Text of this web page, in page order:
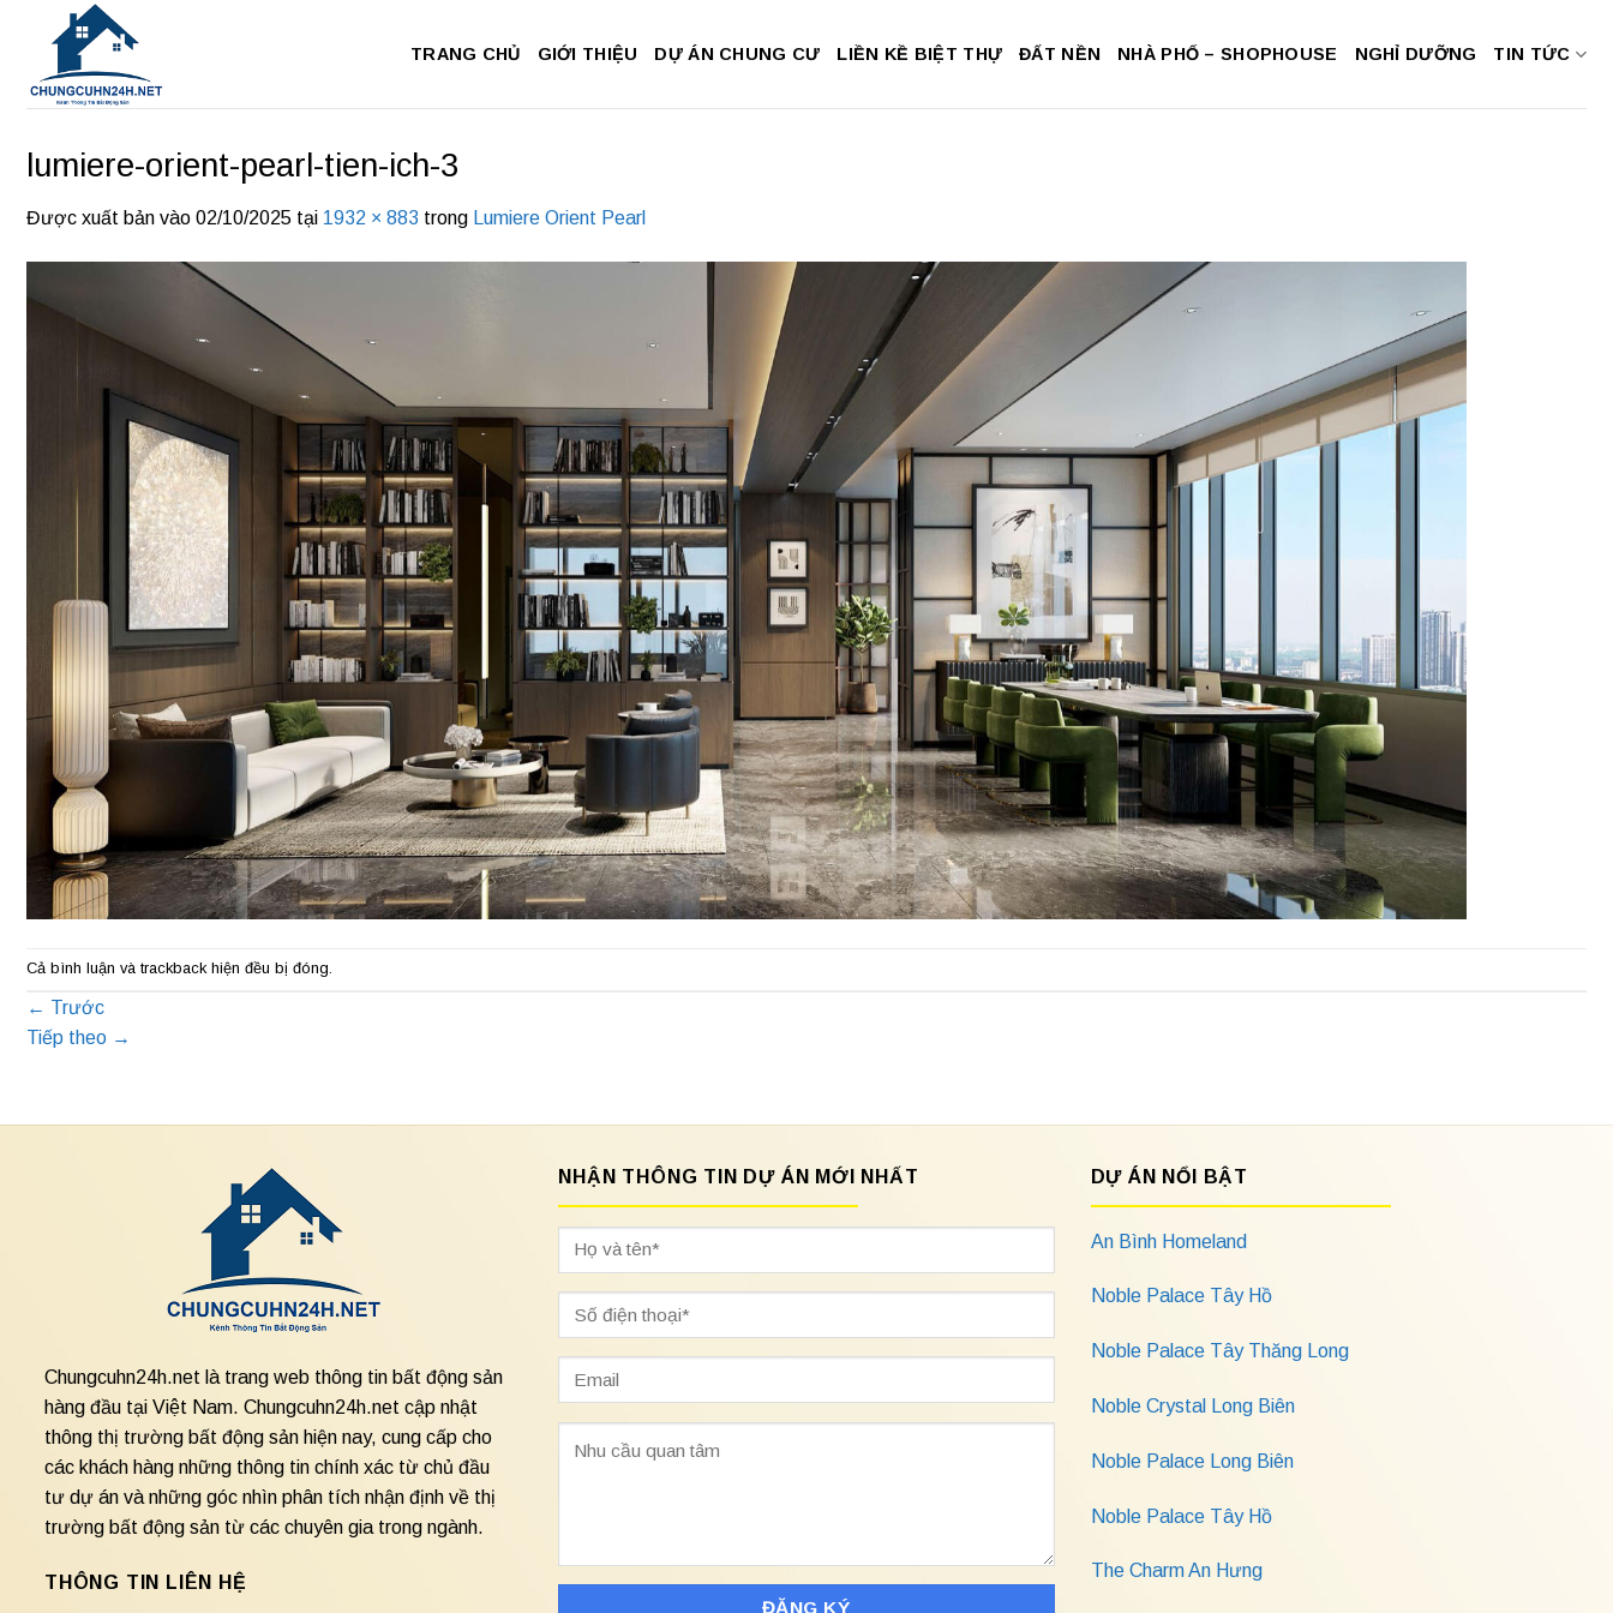
dung
TRANG CHỦ GIỚI THIỆU DỰ ÁN CHUNG CƯ LIỀN KỀ BIỆT THỰ ĐẤT NỀN NHÀ PHỐ – SHOPHOUSE NGHỈ DƯỠNG TIN TỨC
lumiere-orient-pearl-tien-ich-3
Được xuất bản vào 02/10/2025 tại 1932 × 883 trong Lumiere Orient Pearl
Cả bình luận và trackback hiện đều bị đóng.
← Trước
Tiếp theo →
Chungcuhn24h.net là trang web thông tin bất động sản
hàng đầu tại Việt Nam. Chungcuhn24h.net cập nhật
thông thị trường bất động sản hiện nay, cung cấp cho
các khách hàng những thông tin chính xác từ chủ đầu
tư dự án và những góc nhìn phân tích nhận định về thị
trường bất động sản từ các chuyên gia trong ngành.
THÔNG TIN LIÊN HỆ
NHẬN THÔNG TIN DỰ ÁN MỚI NHẤT DỰ ÁN NỔI BẬT
An Bình Homeland
Noble Palace Tây Hồ
Noble Palace Tây Thăng Long
Noble Crystal Long Biên
Noble Palace Long Biên
Noble Palace Tây Hồ
The Charm An Hưng